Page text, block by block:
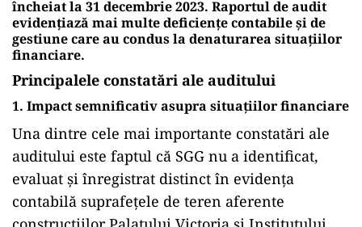
încheiat la 31 decembrie 2023. Raportul de audit
evidențiază mai multe deficiențe contabile și de
gestiune care au condus la denaturarea situațiilor
financiare.
Principalele constatări ale auditului
1. Impact semnificativ asupra situațiilor financiare
Una dintre cele mai importante constatări ale
auditului este faptul că SGG nu a identificat,
evaluat și înregistrat distinct în evidența
contabilă suprafețele de teren aferente